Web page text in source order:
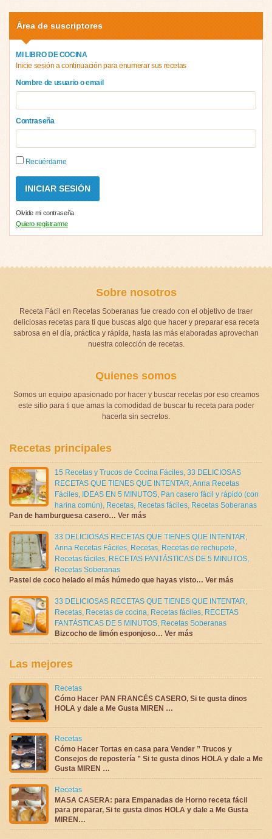
Área de suscriptores
MI LIBRO DE COCINA
Inicie sesión a continuación para enumerar sus recetas
Nombre de usuario o email
Contraseña
Recuérdame
Olvide mi contraseña
Quiero registrarme
Sobre nosotros
Receta Fácil en Recetas Soberanas fue creado con el objetivo de traer
deliciosas recetas para ti que buscas algo que hacer y preparar esa receta
sabrosa en el día, práctica y rápida, hasta las más elaboradas aprovechan
nuestra colección de recetas.
Quienes somos
Somos un equipo apasionado por hacer y buscar recetas por eso creamos
este sitio para ti que amas la comodidad de buscar tu receta para poder
hacerla sin secretos.
Recetas principales
15 Recetas y Trucos de Cocina Fáciles, 33 DELICIOSAS
RECETAS QUE TIENES QUE INTENTAR,Anna Recetas
Fáciles, IDEAS EN 5 MINUTOS, Pan casero fácil y rápido (con
harina común), Recetas, Recetas fáciles, Recetas Soberanas
Pan de hamburguesa casero… Ver más
33 DELICIOSAS RECETAS QUE TIENES QUE INTENTAR,
Anna Recetas Fáciles, Recetas, Recetas de rechupete,
Recetas fáciles, RECETAS FANTÁSTICAS DE 5 MINUTOS,
Recetas Soberanas
Pastel de coco helado el más húmedo que hayas visto… Ver más
33 DELICIOSAS RECETAS QUE TIENES QUE INTENTAR,
Recetas, Recetas de cocina, Recetas fáciles, RECETAS
FANTÁSTICAS DE 5 MINUTOS, Recetas Soberanas
Bizcocho de limón esponjoso… Ver más
Las mejores
Recetas
Cómo Hacer PAN FRANCÉS CASERO, Si te gusta dinos
HOLA y dale a Me Gusta MIREN …
Recetas
Cómo Hacer Tortas en casa para Vender ” Trucos y
Consejos de repostería ” Si te gusta dinos HOLA y dale a Me
Gusta MIREN …
Recetas
MASA CASERA: para Empanadas de Horno receta fácil
para preparar, Si te gusta dinos HOLA y dale a Me Gusta
MIREN…